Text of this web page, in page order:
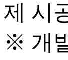
제 시
※ 개